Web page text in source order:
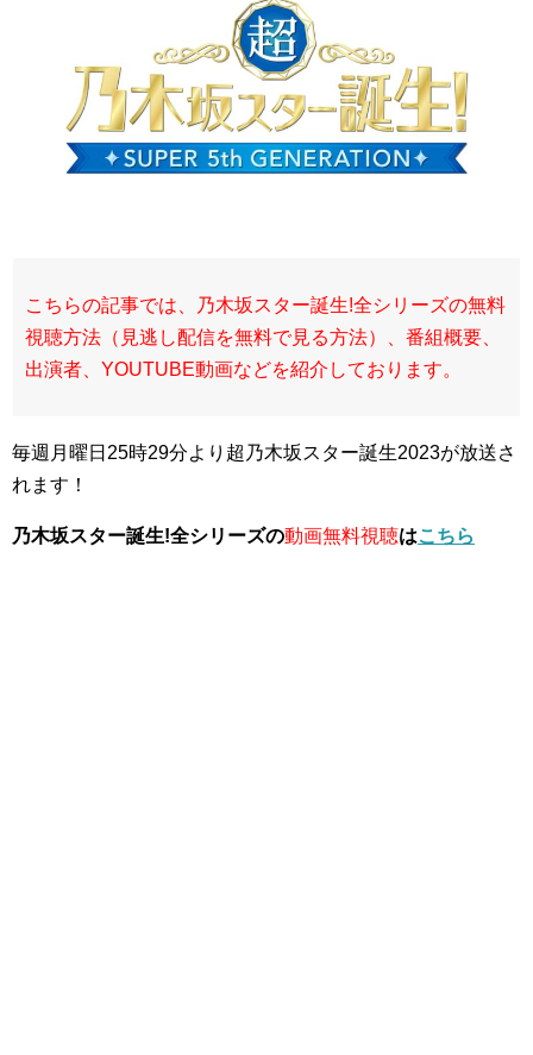
こちらの記事では、乃木坂スター誕生!全シリーズの無料
視聴方法（見逃し配信を無料で見る方法）、番組概要、
出演者、YOUTUBE動画などを紹介しております。
毎週月曜日25時29分より超乃木坂スター誕生2023が放送さ
れます！
乃木坂スター誕生!全シリーズの動画無料視聴はこちら